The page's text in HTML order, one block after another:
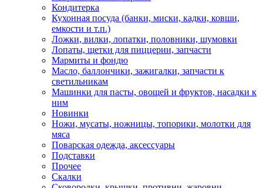
Кондитерка
Кухонная посуда (банки, миски, кадки, ковши,
емкости и т.п.)
Ложки, вилки, лопатки, половники, шумовки
Лопаты, щетки для пиццерии, запчасти
Мармиты и фондю
Масло, баллончики, зажигалки, запчасти к
светильникам
Машинки для пасты, овощей и фруктов, насадки к
ним
Новинки
Ножи, мусаты, ножницы, топорики, молотки для
мяса
Поварская одежда, аксессуары
Подставки
Прочее
Скалки